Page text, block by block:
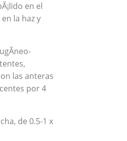
en el
la haz y
las anteras
por 4
de 0.5-1 x